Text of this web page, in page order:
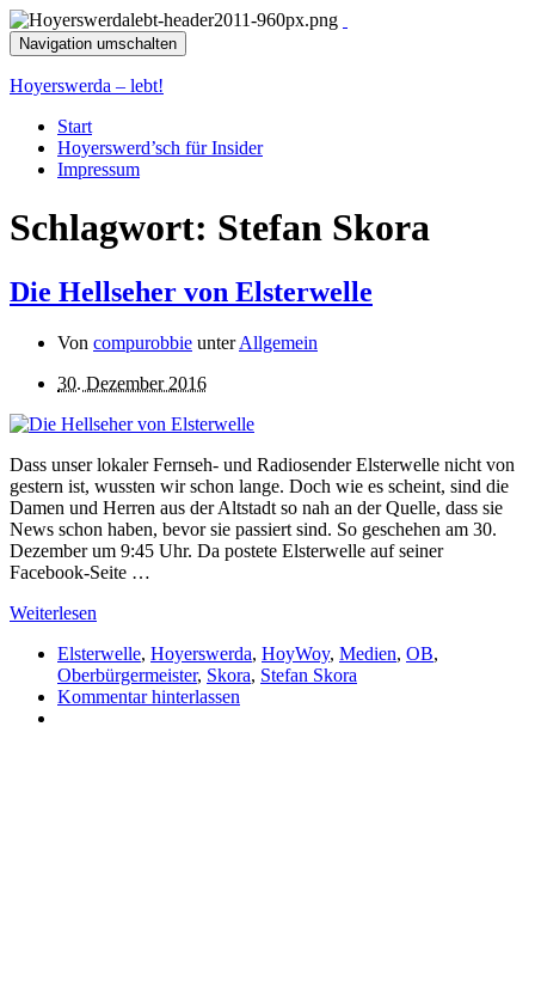
Navigation umschalten
Hoyerswerda – lebt!
Start
Hoyerswerd’sch für Insider
Impressum
Schlagwort: Stefan Skora
Die Hellseher von Elsterwelle
Von compurobbie unterAllgemein
30. Dezember 2016
Dass unser lokaler Fernseh- und Radiosender Elsterwelle nicht von
gestern ist, wussten wir schon lange. Doch wie es scheint, sind die
Damen und Herren aus der Altstadt so nah an der Quelle, dass sie
News schon haben, bevor sie passiert sind. So geschehen am 30.
Dezember um 9:45 Uhr. Da postete Elsterwelle auf seiner
Facebook-Seite …
Weiterlesen
Elsterwelle, Hoyerswerda, HoyWoy, Medien, OB,
Oberbürgermeister, Skora, Stefan Skora
Kommentar hinterlassen